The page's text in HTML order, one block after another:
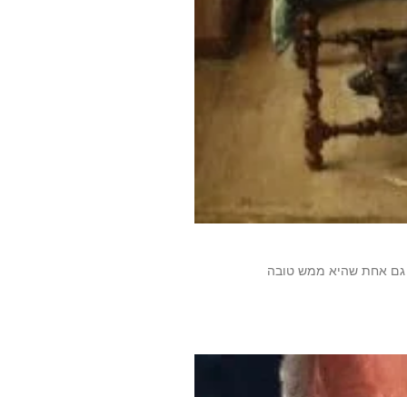
גם אחת שהיא ממש טובה